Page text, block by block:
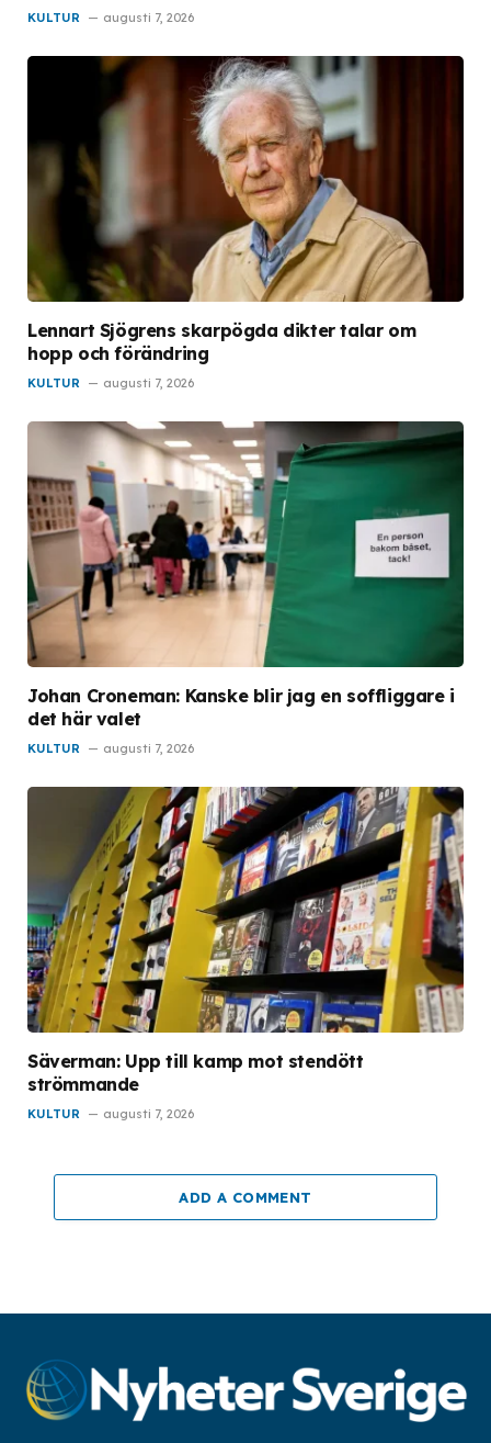
KULTUR augusti 7, 2026
Lennart Sjögrens skarpögda dikter talar om
hopp och förändring
KULTUR augusti 7, 2026
Johan Croneman: Kanske blir jag en soffliggare i
det här valet
KULTUR augusti 7, 2026
Säverman: Upp till kamp mot stendött
strömmande
KULTUR augusti 7, 2026
ADD A COMMENT